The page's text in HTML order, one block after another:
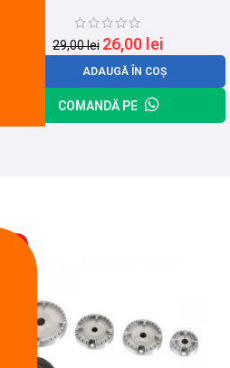
29,00lei 26,00 lei
ADAUGĂ ÎN COȘ
COMANDĂ PE